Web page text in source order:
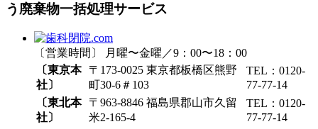
う廃棄物一括処理サービス
〔営業時間〕 月曜〜金曜／9：00〜18：00
〔東京本
社〕
〒173-0025 東京都板橋区熊野
町30-6＃103
TEL：0120-
77-77-14
〔東北本
社〕
〒963-8846 福島県郡山市久留
米2-165-4
TEL：0120-
77-77-14